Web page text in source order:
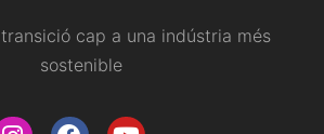
cap a una indústria més
sostenible